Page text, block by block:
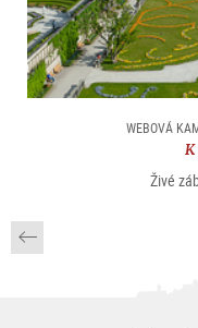
WEBOVÁ
K
Živé